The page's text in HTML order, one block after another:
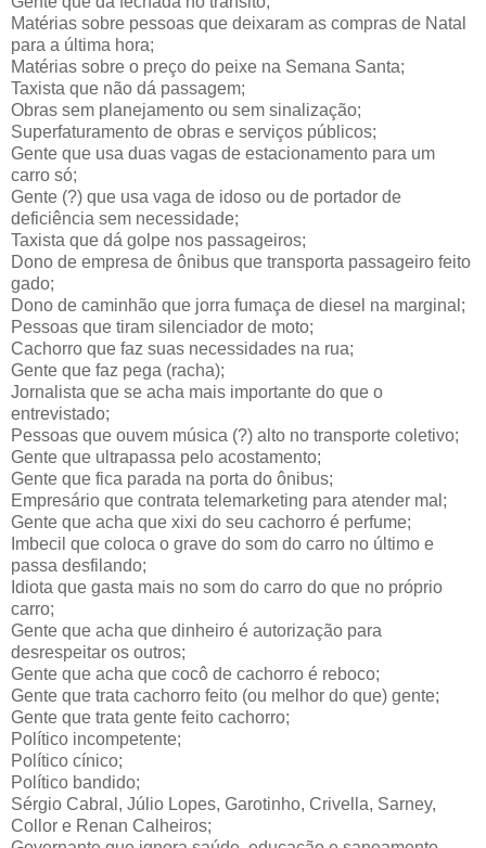
Matérias sobre pessoas que deixaram as compras de Natal
para a última hora;
Matérias sobre o preço do peixe na Semana Santa;
Taxista que não dá passagem;
Obras sem planejamento ou sem sinalização;
Superfaturamento de obras e serviços públicos;
Gente que usa duas vagas de estacionamento para um
carro só;
Gente (?) que usa vaga de idoso ou de portador de
deficiência sem necessidade;
Taxista que dá golpe nos passageiros;
Dono de empresa de ônibus que transporta passageiro feito
gado;
Dono de caminhão que jorra fumaça de diesel na marginal;
Pessoas que tiram silenciador de moto;
Cachorro que faz suas necessidades na rua;
Gente que faz pega (racha);
Jornalista que se acha mais importante do que o
entrevistado;
Pessoas que ouvem música (?) alto no transporte coletivo;
Gente que ultrapassa pelo acostamento;
Gente que fica parada na porta do ônibus;
Empresário que contrata telemarketing para atender mal;
Gente que acha que xixi do seu cachorro é perfume;
Imbecil que coloca o grave do som do carro no último e
passa desfilando;
Idiota que gasta mais no som do carro do que no próprio
carro;
Gente que acha que dinheiro é autorização para
desrespeitar os outros;
Gente que acha que cocô de cachorro é reboco;
Gente que trata cachorro feito (ou melhor do que) gente;
Gente que trata gente feito cachorro;
Político incompetente;
Político cínico;
Político bandido;
Sérgio Cabral, Júlio Lopes, Garotinho, Crivella, Sarney,
Collor e Renan Calheiros;